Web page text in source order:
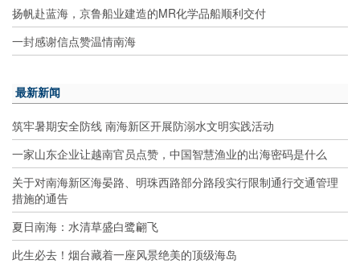
扬帆赴蓝海，京鲁船业建造的MR化学品船顺利交付
一封感谢信点赞温情南海
最新新闻
筑牢暑期安全防线 南海新区开展防溺水文明实践活动
一家山东企业让越南官员点赞，中国智慧渔业的出海密码是什么
关于对南海新区海晏路、明珠西路部分路段实行限制通行交通管理
措施的通告
夏日南海：水清草盛白鹭翩飞
此生必去！烟台藏着一座风景绝美的顶级海岛